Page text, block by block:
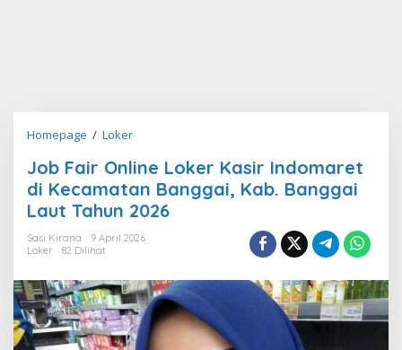
Homepage / LokerJob
Online
Loker
Kasir
di
Banggai,
Kab.
Banggai
Laut
Job Fair Online Loker Kasir Indomaret
di Kecamatan Banggai, Kab. Banggai
Laut Tahun 2026
Sasi Kirana
9 April 2026
Loker
82 Dilihat